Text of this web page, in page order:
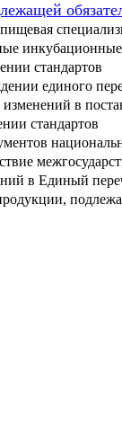
инкубационные
стандартов
единого
в
стандартов
в Единый